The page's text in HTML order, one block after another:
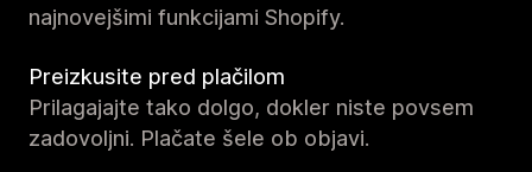
najnovejšimi funkcijami Shopify.
Preizkusite pred plačilom
Prilagajajte tako dolgo, dokler niste povsem
zadovoljni. Plačate šele ob objavi.